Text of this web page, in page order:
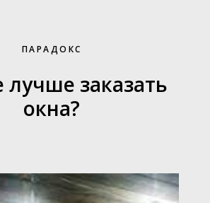
ПАРАДОКС
лучше заказать
окна?